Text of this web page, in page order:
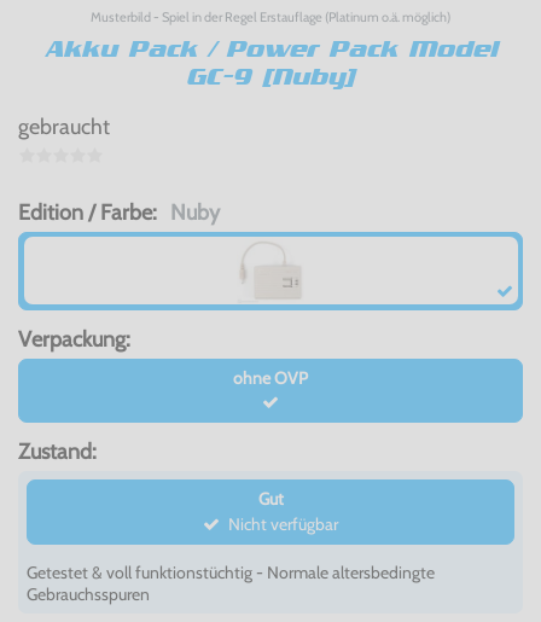
Musterbild - Spiel in der Regel Erstauflage (Platinum o.ä. möglich)
Akku Pack / Power Pack Model
GC-9 [Nuby]
gebraucht
Edition / Farbe: Nuby
Verpackung:
ohne OVP
Zustand:
Gut
Nicht verfügbar
Getestet & voll funktionstüchtig - Normale altersbedingte
Gebrauchsspuren